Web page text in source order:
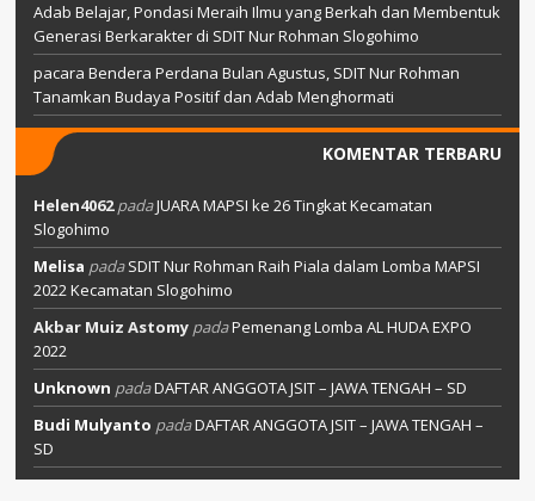
Adab Belajar, Pondasi Meraih Ilmu yang Berkah dan Membentuk
Generasi Berkarakter di SDIT Nur Rohman Slogohimo
pacara Bendera Perdana Bulan Agustus, SDIT Nur Rohman
Tanamkan Budaya Positif dan Adab Menghormati
KOMENTAR TERBARU
Helen4062padaJUARA MAPSI ke 26 Tingkat Kecamatan
Slogohimo
Melisa padaSDIT Nur Rohman Raih Piala dalam Lomba MAPSI
2022 Kecamatan Slogohimo
Akbar Muiz Astomy padaPemenang Lomba AL HUDA EXPO
2022
Unknown padaDAFTAR ANGGOTA JSIT – JAWA TENGAH – SD
Budi Mulyanto padaDAFTAR ANGGOTA JSIT – JAWA TENGAH –
SD